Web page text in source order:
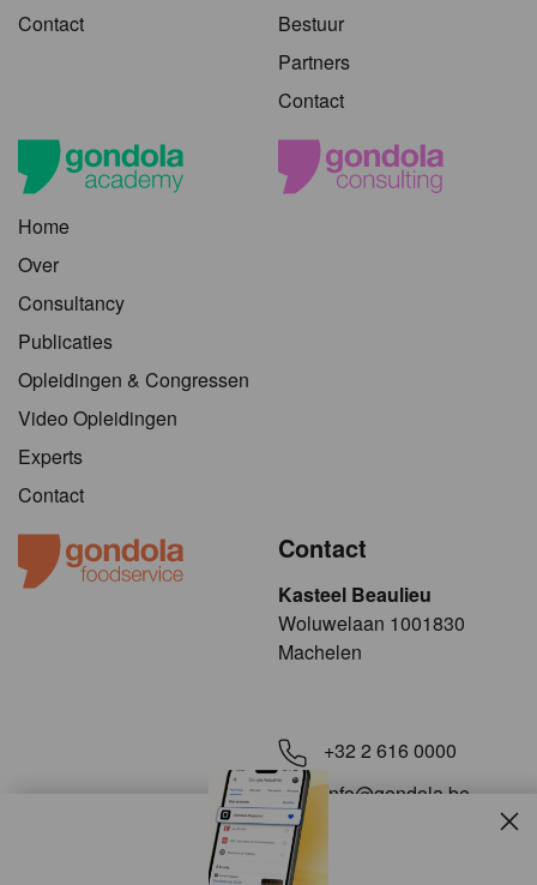
Contact
Bestuur
Partners
Contact
Home
Over
Consultancy
Publicaties
Opleidingen & Congressen
Video Opleidingen
Experts
Contact
Contact
Kasteel Beaulieu
​​​Woluwelaan 1001830
Machelen
+32 2 616 0000
info@gondola.be
Volg ons op